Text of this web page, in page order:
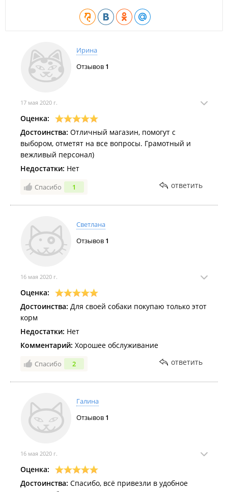
Ирина
Отзывов 1
17 мая 2020 г.
Оценка:
Достоинства: Отличный магазин, помогут с
выбором, отметят на все вопросы. Грамотный и
вежливый персонал)
Недостатки: Нет
Спасибо 1 ответить
Светлана
Отзывов 1
16 мая 2020 г.
Оценка:
Достоинства: Для своей собаки покупаю только этот
корм
Недостатки: Нет
Комментарий: Хорошее обслуживание
Спасибо 2 ответить
Галина
Отзывов 1
16 мая 2020 г.
Оценка:
Достоинства: Спасибо, всё привезли в удобное